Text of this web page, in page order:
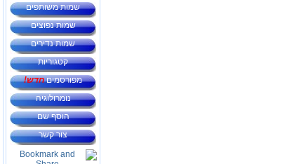
שמות משותפים
שמות נפוצים
שמות נדירים
קטגוריות
מפורסמיםחדש!
נומרולוגיה
הוסף שם
צור קשר